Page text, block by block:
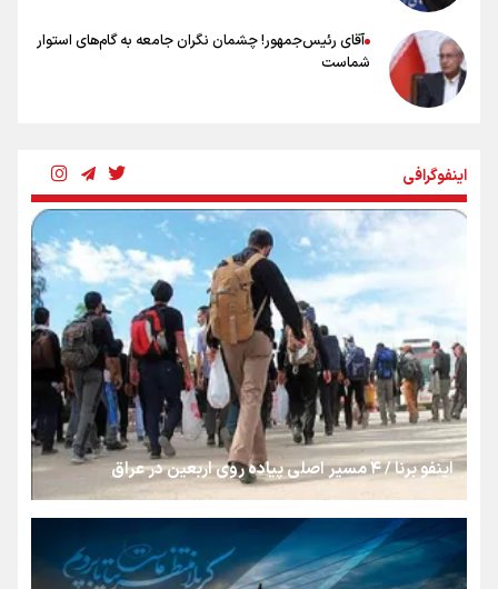
آقای رئیس‌جمهور! چشمان نگران جامعه به گام‌های استوار
شماست
بنزین؛ تدبیری برای حفظ امنیت انرژی
«هورامان»؛ میراثی که جهان را شیفته کرد
شکستگیِ بزرگ؛ روایتِ یک استخوان، یک نسل، یک توهم!
رسانه ملی و حق مردم برای شنیدن صدای رئیس‌جمهوری
اینفوگرافی
اینفو برنا / ۴ مسیر اصلی پیاده روی اربعین در عراق